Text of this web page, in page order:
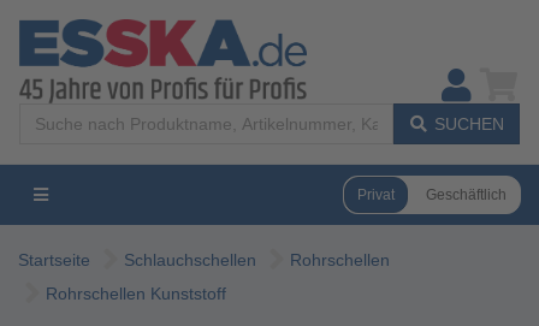
SUCHEN
Privat Geschäftlich
Startseite Schlauchschellen
Rohrschellen
Rohrschellen Kunststoff